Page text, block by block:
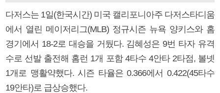
다저스는 1일(한국시간) 미국 캘리포니아주 다저스타디움
에서 열린 메이저리그(MLB) 정규시즌 뉴욕 양키스와 홈
경기에서 18-2로 대승을 거뒀다. 김혜성은 9번 타자 유격
수로 선발 출전해 홈런 1개 포함 4타수 4안타 2타점, 볼넷
1개로 맹활약했다. 시즌 타율은 0.366에서 0.422(45타수
19안타)로 급상승했다.